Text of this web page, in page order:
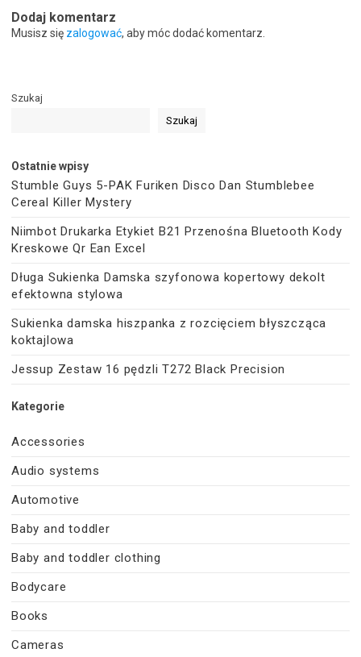
Dodaj komentarz
Musisz się zalogować, aby móc dodać komentarz.
Szukaj
Szukaj
Ostatnie wpisy
Stumble Guys 5-PAK Furiken Disco Dan Stumblebee
Cereal Killer Mystery
Niimbot Drukarka Etykiet B21 Przenośna Bluetooth Kody
Kreskowe Qr Ean Excel
Długa Sukienka Damska szyfonowa kopertowy dekolt
efektowna stylowa
Sukienka damska hiszpanka z rozcięciem błyszcząca
koktajlowa
Jessup Zestaw 16 pędzli T272 Black Precision
Kategorie
Accessories
Audio systems
Automotive
Baby and toddler
Baby and toddler clothing
Bodycare
Books
Cameras